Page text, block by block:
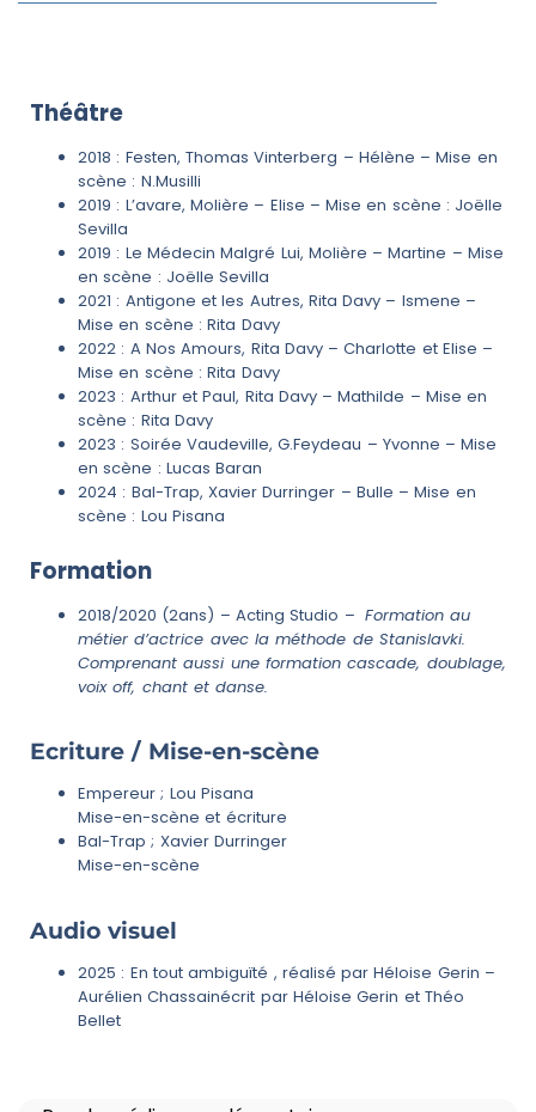
Théâtre
2018 : Festen, Thomas Vinterberg – Hélène – Mise en
scène : N.Musilli
2019 : L’avare, Molière – Elise – Mise en scène : Joëlle
Sevilla
2019 : Le Médecin Malgré Lui, Molière – Martine – Mise
en scène : Joëlle Sevilla
2021 : Antigone et les Autres, Rita Davy – Ismene –
Mise en scène : Rita Davy
2022 : A Nos Amours, Rita Davy – Charlotte et Elise –
Mise en scène : Rita Davy
2023 : Arthur et Paul, Rita Davy – Mathilde – Mise en
scène : Rita Davy
2023 : Soirée Vaudeville, G.Feydeau – Yvonne – Mise
en scène : Lucas Baran
2024 : Bal-Trap, Xavier Durringer – Bulle – Mise en
scène : Lou Pisana
Formation
2018/2020 (2ans) – Acting Studio –Formation au
métier d’actrice avec la méthode de Stanislavki.
Comprenant aussi une formation cascade, doublage,
voix off, chant et danse.
Ecriture / Mise-en-scène
Empereur ; Lou Pisana
Mise-en-scène et écriture
Bal-Trap ; Xavier Durringer
Mise-en-scène
Audio visuel
2025 : En tout ambiguïté , réalisé par Héloise Gerin –
Aurélien Chassainécrit par Héloise Gerin et Théo
Bellet